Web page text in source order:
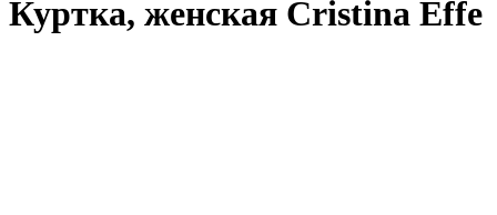
Куртка, женская Cristina Effe